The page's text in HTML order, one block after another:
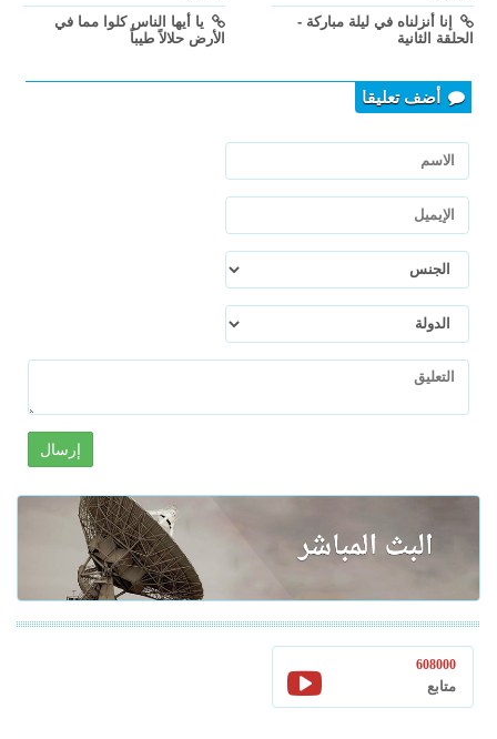
إنا أنزلناه في ليلة مباركة -
الحلقة الثانية
يا أيها الناس كلوا مما في
الأرض حلالاً طيباً
أضف تعليقا
إرسال
608000
متابع